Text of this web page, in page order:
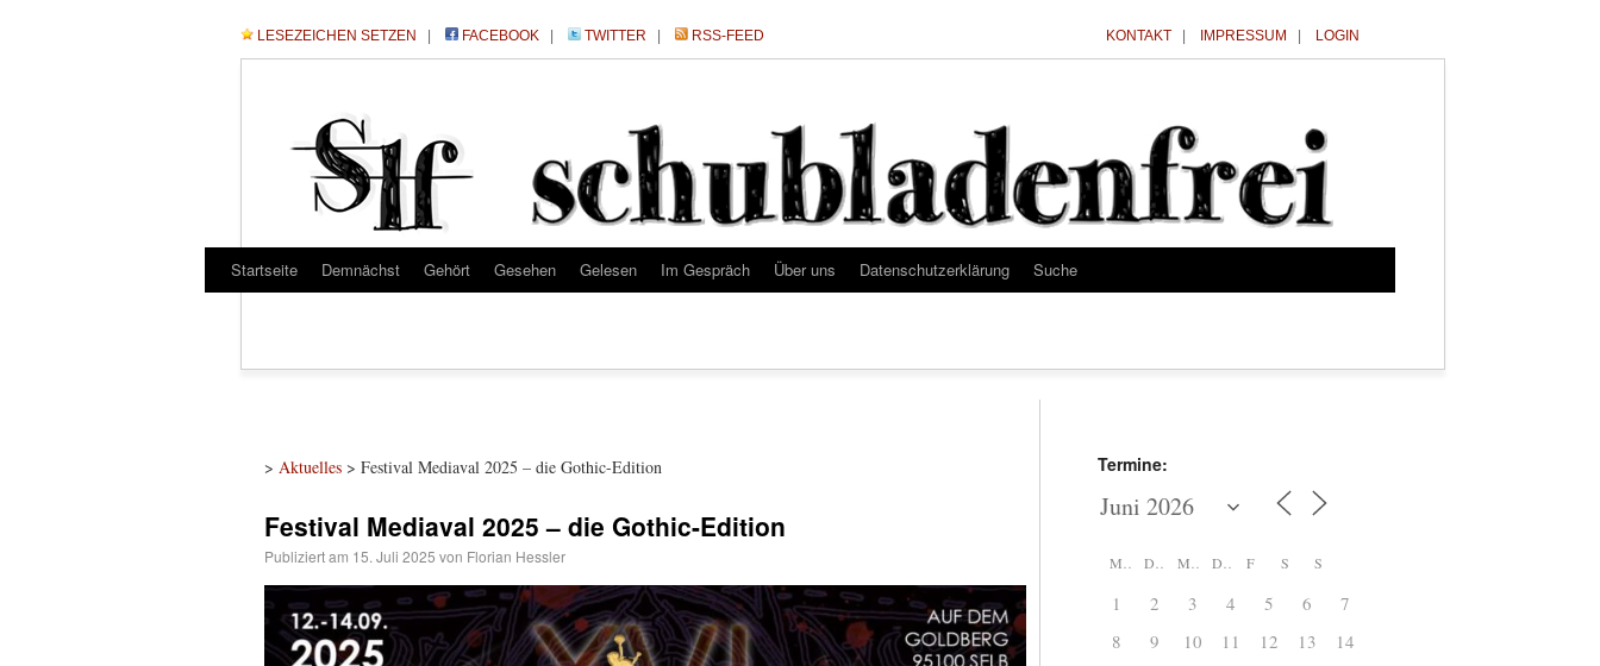
LESEZEICHEN SETZEN FACEBOOK TWITTER RSS-FEED KONTAKT IMPRESSUM LOGIN
Startseite Demnächst Gehört Gesehen Gelesen Im Gespräch Über uns Datenschutzerklärung Suche
> Aktuelles > Festival Mediaval 2025 – die Gothic-Edition
Festival Mediaval 2025 – die Gothic-Edition
Publiziert am 15. Juli 2025 von Florian Hessler
Termine:
F S S
1 2 3 4 5 6
7
8
9 10 11 12 13
14